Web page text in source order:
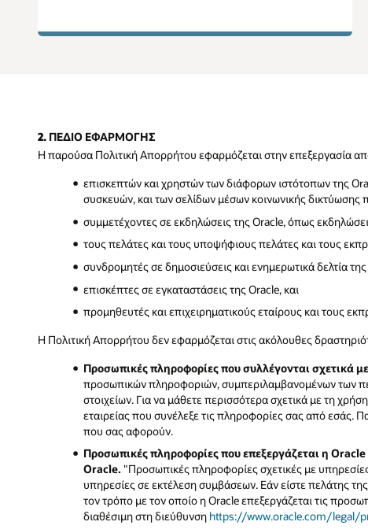
2. ΠΕΔΙΟ ΕΦΑΡΜΟΓΗΣ
Η παρούσα Πολιτική Απορρήτου εφαρμόζεται στην επεξεργασία
επισκεπτών και χρηστών των διάφορων ιστότοπων της
συσκευών, και των σελίδων μέσων κοινωνικής
συμμετέχοντες σε εκδηλώσεις της Oracle, όπως
τους πελάτες και τους υποψήφιους πελάτες και τους
συνδρομητές σε δημοσιεύσεις και ενημερωτικά δελτία
επισκέπτες σε εγκαταστάσεις της Oracle, και
προμηθευτές και επιχειρηματικούς εταίρους και τους
Η Πολιτική Απορρήτου δεν εφαρμόζεται στις ακόλουθες
Προσωπικές πληροφορίες που συλλέγονται σχετικά
προσωπικών πληροφοριών, συμπεριλαμβανομένων των
στοιχείων. Για να μάθετε περισσότερα σχετικά με τη
εταιρείας που συνέλεξε τις πληροφορίες σας από εσάς.
που σας αφορούν.
Προσωπικές πληροφορίες που επεξεργάζεται η
Oracle. "Προσωπικές πληροφορίες σχετικές με
υπηρεσίες σε εκτέλεση συμβάσεων. Εάν είστε πελάτης
τον τρόπο με τον οποίο η Oracle επεξεργάζεται τις
διαθέσιμη στη διεύθυνση https://www.oracle.com/legal/